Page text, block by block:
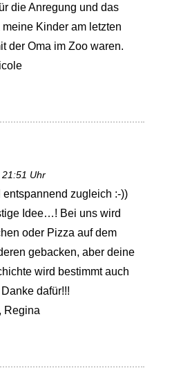
die Anregung und das
meine Kinder am letzten
der Oma im Zoo waren.
Uhr
entspannend zugleich :-))
Idee…! Bei uns wird
oder Pizza auf dem
gebacken, aber deine
wird bestimmt auch
dafür!!!
Regina